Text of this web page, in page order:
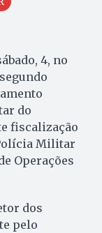
4, no
do
fiscalização
Militar
Operações
dos
pelo